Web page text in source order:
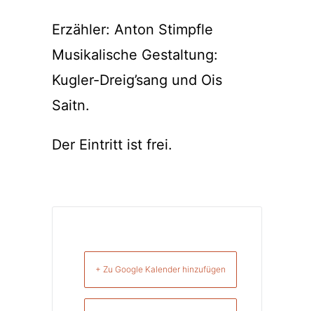
Erzähler: Anton Stimpfle
Musikalische Gestaltung:
Kugler-Dreig’sang und Ois
Saitn.
Der Eintritt ist frei.
+ Zu Google Kalender hinzufügen